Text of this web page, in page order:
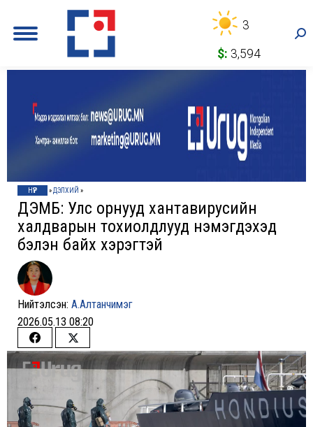
3
$: 3,594
НҮҮР »ДЭЛХИЙ »
ДЭМБ: Улс орнууд хантавирусийн
халдварын тохиолдлууд нэмэгдэхэд
бэлэн байх хэрэгтэй
Нийтэлсэн: А.Алтанчимэг
2026.05.13 08:20
Share
on
Facebook
Share
on
Twitter